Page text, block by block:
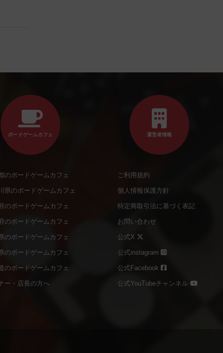
ボードゲームカフェ
のボードゲームカフェ
県のボードゲームカフェ
のボードゲームカフェ
のボードゲームカフェ
のボードゲームカフェ
のボードゲームカフェ
のボードゲームカフェ
ー・店長の方へ
運営者情報
ご利用規約
個人情報保護方針
特定商取引法に基づく表記
お問い合わせ
公式X
公式instagram
公式Facebook
公式YouTubeチャンネル